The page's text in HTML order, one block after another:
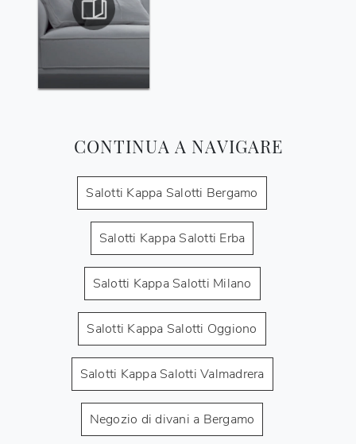
CONTINUA A NAVIGARE
Salotti Kappa Salotti Bergamo
Salotti Kappa Salotti Erba
Salotti Kappa Salotti Milano
Salotti Kappa Salotti Oggiono
Salotti Kappa Salotti Valmadrera
Negozio di divani a Bergamo